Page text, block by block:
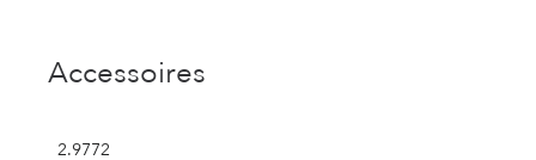
Accessoires
2.9772